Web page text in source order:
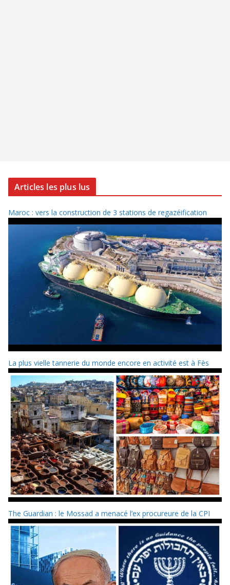
Articles les plus lus
Maroc : vers la construction de 3 stations de regazéification
La plus vielle tannerie du monde encore en activité est à Fès
The Guardian : le Mossad a menacé l’ex procureure de la CPI